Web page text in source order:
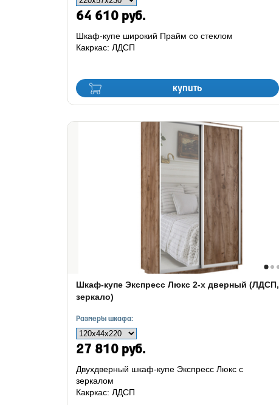
64 610 руб.
купить
Шкаф-купе широкий Прайм со стеклом
Какркас: ЛДСП
Шкаф-купе Экспресс Люкс 2-х дверный (ЛДСП,
зеркало)
Размеры шкафа:
27 810 руб.
Двухдверный шкаф-купе Экспресс Люкс с
зеркалом
Какркас: ЛДСП